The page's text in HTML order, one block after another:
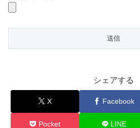
シェアする
X Facebook
Pocket LINE